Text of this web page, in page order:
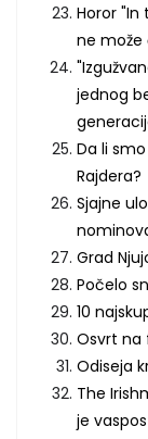
Horor "In
ne može
jednog
Da li
Rajdera?
Sjajne
Grad
Počelo
10
Osvrt na
Odiseja
The
je